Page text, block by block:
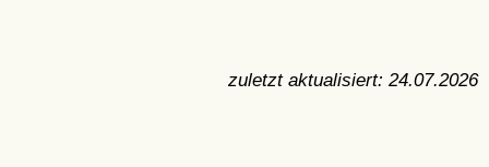
zuletzt aktualisiert: 24.07.2026